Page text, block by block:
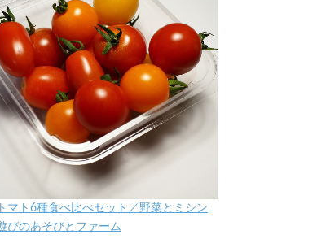
マト6種食べ比べセット／野菜とミシン
びのあそびとファーム